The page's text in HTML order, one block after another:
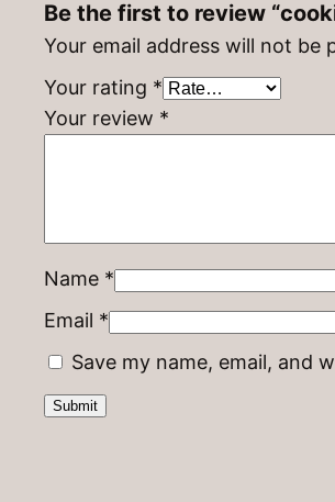
Be the first to review
Your email address will not be
Your rating *
Your review *
Name *
Email *
Save my name, email, and